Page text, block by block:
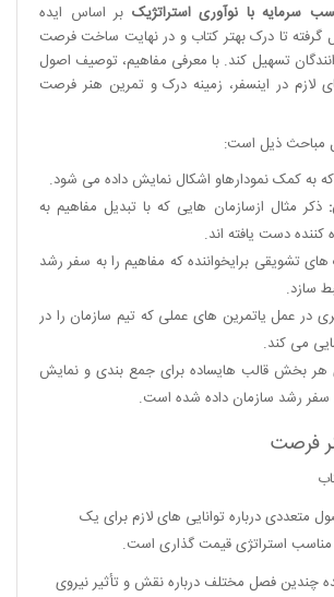
سرمایه با نوآوری استراتژیک بر اساس ایده
گرفته تا درک بهتر کتاب و در نهایت ساخت فرصت
تسهیل کند. با معرفی مفاهیم، توصیف اصول
لازم در اینسفر، زمینه درک و تمرین هنر فرصت
مباحث ذیل است:
که به کمک نمودارهاو اشکال نمایش داده می شود.
ذکر مثال ازسازمان هایی که با تبدیل مفاهیم به
دست یافته اند.
های تشویقی برایخواننده که مفاهیم را به سفر رشد
سازد.
در عمل یاتمرین های عملی که تیم سازمان را در
می کند.
هر بخش قالب هایساده برای جمع بندی و نمایش
سفر رشد سازمان داده شده است.
فرصت
متعددی درباره توانایی های لازم برای یک
استراتژی قیمت گذاری است.
چندین فصل مختلف درباره نقش و تأثیر نیروی